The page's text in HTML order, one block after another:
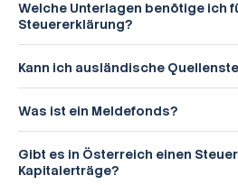
Welche Unterlagen benötige ich
Steuererklärung?
Kann ich ausländische
Was ist ein Meldefonds?
Gibt es in Österreich einen
Kapitalerträge?